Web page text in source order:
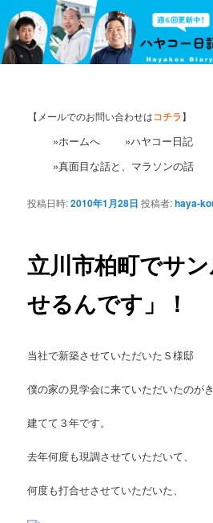
【メールでのお問い合わせはコチラ】
»ホームへ »ハヤコー日記
»真面目な話と、マラソンの話
立川市柏町でサ
せるんです」！
投稿日時:2010年1月28日 投稿者:haya-
当社で新築させていただいたＳ様邸
僕の家の見学会に来ていただいたのが
建てて３年です。
去年何度も現調させていただいて、
何度も打合せさせていただいた、